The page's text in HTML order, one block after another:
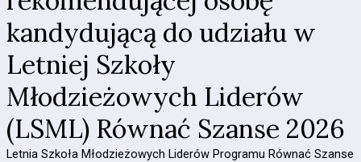
kandydującą do udziału w
Letniej Szkoły
Młodzieżowych Liderów
(LSML) Równać Szanse 2026
Letnia Szkoła Młodzieżowych Liderów Programu Równać Szanse